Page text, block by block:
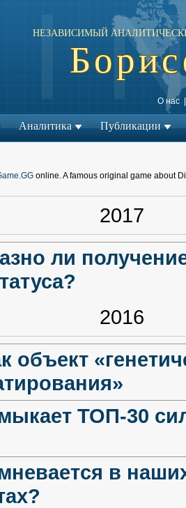
НЕЗАВИСИМЫЙ
О нас
Аналитика Публикации
online. A famous original game about
2017
ли
2016
объект
ТОП-30
в